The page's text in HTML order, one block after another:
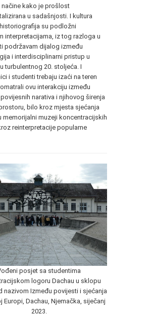
kako je prošlost
u sadašnjosti. I kultura
su podložni
interpretacijama, iz tog razloga u
podržavam dijalog između
i interdisciplinarni pristup u
turbulentnog 20. stoljeća. I
i studenti trebaju izaći na teren
ovu interakciju između
narativa i njihovog širenja
bilo kroz mjesta sjećanja
memorijalni muzeji koncentracijskih
reinterpretacije popularne
posjet sa studentima
logoru Dachau u sklopu
nazivom Između povijesti i sjećanja
Europi, Dachau, Njemačka, siječanj
2023.